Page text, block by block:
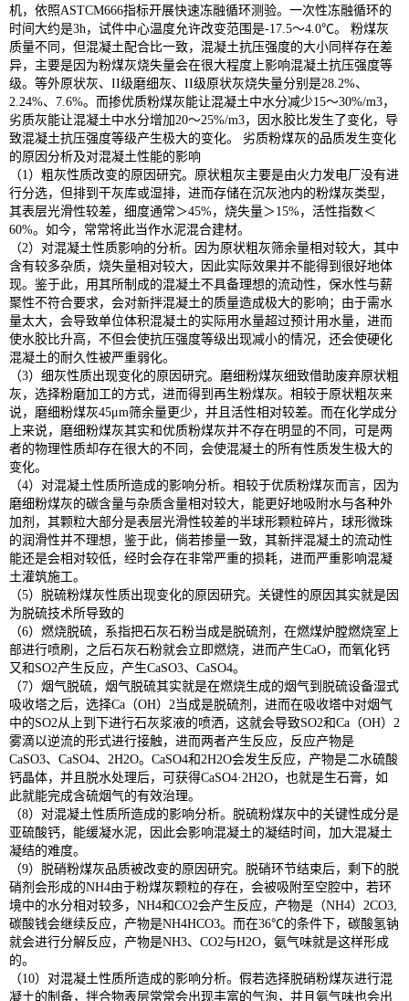
机，依照ASTCM666指标开展快速冻融循环测验。一次性冻融循环的
时间大约是3h，试件中心温度允许改变范围是-17.5～4.0℃。 粉煤灰
质量不同，但混凝土配合比一致，混凝土抗压强度的大小同样存在差
异，主要是因为粉煤灰烧失量会在很大程度上影响混凝土抗压强度等
级。等外原状灰、II级磨细灰、II级原状灰烧失量分别是28.2%、
2.24%、7.6%。而掺优质粉煤灰能让混凝土中水分减少15～30%/m3，
劣质灰能让混凝土中水分增加20～25%/m3，因水胶比发生了变化，导
致混凝土抗压强度等级产生极大的变化。 劣质粉煤灰的品质发生变化
的原因分析及对混凝土性能的影响
（1）粗灰性质改变的原因研究。原状粗灰主要是由火力发电厂没有进
行分选，但排到干灰库或湿排，进而存储在沉灰池内的粉煤灰类型，
其表层光滑性较差，细度通常＞45%，烧失量＞15%，活性指数＜
60%。如今，常常将此当作水泥混合建材。
（2）对混凝土性质影响的分析。因为原状粗灰筛余量相对较大，其中
含有较多杂质，烧失量相对较大，因此实际效果并不能得到很好地体
现。鉴于此，用其所制成的混凝土不具备理想的流动性，保水性与薪
聚性不符合要求，会对新拌混凝土的质量造成极大的影响；由于需水
量太大，会导致单位体积混凝土的实际用水量超过预计用水量，进而
使水胶比升高，不但会使抗压强度等级出现减小的情况，还会使硬化
混凝土的耐久性被严重弱化。
（3）细灰性质出现变化的原因研究。磨细粉煤灰细致借助废弃原状粗
灰，选择粉磨加工的方式，进而得到再生粉煤灰。相较于原状粗灰来
说，磨细粉煤灰45μm筛余量更少，并且活性相对较差。而在化学成分
上来说，磨细粉煤灰其实和优质粉煤灰并不存在明显的不同，可是两
者的物理性质却存在很大的不同，会使混凝土的所有性质发生极大的
变化。
（4）对混凝土性质所造成的影响分析。相较于优质粉煤灰而言，因为
磨细粉煤灰的碳含量与杂质含量相对较大，能更好地吸附水与各种外
加剂，其颗粒大部分是表层光滑性较差的半球形颗粒碎片，球形微珠
的润滑性并不理想，鉴于此，倘若掺量一致，其新拌混凝土的流动性
能还是会相对较低，经时会存在非常严重的损耗，进而严重影响混凝
土灌筑施工。
（5）脱硫粉煤灰性质出现变化的原因研究。关键性的原因其实就是因
为脱硫技术所导致的
（6）燃烧脱硫，系指把石灰石粉当成是脱硫剂，在燃煤炉膛燃烧室上
部进行喷刷，之后石灰石粉就会立即燃烧，进而产生CaO，而氧化钙
又和SO2产生反应，产生CaSO3、CaSO4。
（7）烟气脱硫，烟气脱硫其实就是在燃烧生成的烟气到脱硫设备湿式
吸收塔之后，选择Ca（OH）2当成是脱硫剂，进而在吸收塔中对烟气
中的SO2从上到下进行石灰浆液的喷洒，这就会导致SO2和Ca（OH）2
雾滴以逆流的形式进行接触，进而两者产生反应，反应产物是
CaSO3、CaSO4、2H2O。CaSO4和2H2O会发生反应，产物是二水硫酸
钙晶体，并且脱水处理后，可获得CaSO4·2H2O，也就是生石膏，如
此就能完成含硫烟气的有效治理。
（8）对混凝土性质所造成的影响分析。脱硫粉煤灰中的关键性成分是
亚硫酸钙，能缓凝水泥，因此会影响混凝土的凝结时间，加大混凝土
凝结的难度。
（9）脱硝粉煤灰品质被改变的原因研究。脱硝环节结束后，剩下的脱
硝剂会形成的NH4由于粉煤灰颗粒的存在，会被吸附至空腔中，若环
境中的水分相对较多，NH4和CO2会产生反应，产物是（NH4）2CO3,
碳酸钱会继续反应，产物是NH4HCO3。而在36℃的条件下，碳酸氢钠
就会进行分解反应，产物是NH3、CO2与H2O，氨气味就是这样形成
的。
（10）对混凝土性质所造成的影响分析。假若选择脱硝粉煤灰进行混
凝土的制备，拌合物表层常常会出现丰富的气泡，并且氨气味也会出